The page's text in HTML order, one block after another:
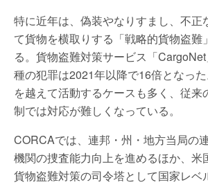
特に近年は、偽装やなりすまし、不正
て貨物を横取りする「戦略的貨物盗難
る。貨物盗難対策サービス「
種の犯罪は2021年以降で16倍となっ
を越えて活動するケースも多く、従来
制では対応が難しくなっている。
CORCAでは、連邦・州・地方当局の
機関の捜査能力向上を進めるほか、米
貨物盗難対策の司令塔として国家レベ